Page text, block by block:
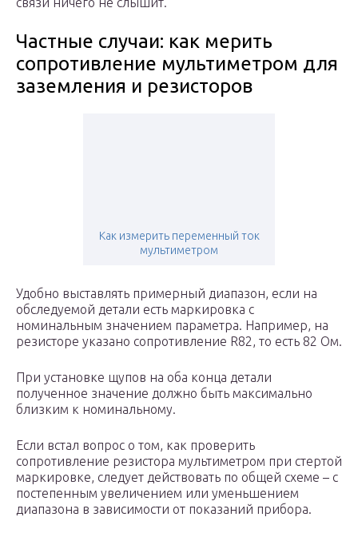
Частные случаи: как мерить
сопротивление мультиметром для
заземления и резисторов
Как измерить переменный ток
мультиметром
Удобно выставлять примерный диапазон, если на
обследуемой детали есть маркировка с
номинальным значением параметра. Например, на
резисторе указано сопротивление R82, то есть 82 Ом.
При установке щупов на оба конца детали
полученное значение должно быть максимально
близким к номинальному.
Если встал вопрос о том, как проверить
сопротивление резистора мультиметром при стертой
маркировке, следует действовать по общей схеме – с
постепенным увеличением или уменьшением
диапазона в зависимости от показаний прибора.